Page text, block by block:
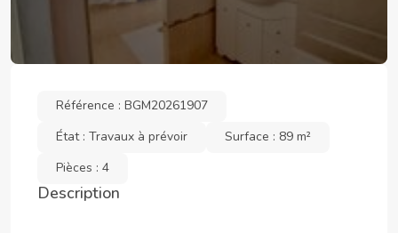
Référence : BGM20261907
État : Travaux à prévoir
Surface : 89 m²
Pièces : 4
Description